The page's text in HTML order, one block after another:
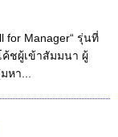
for Manager“ รุ่นที่
ค้ชผู้เข้าสัมมนา ผู้
หา...